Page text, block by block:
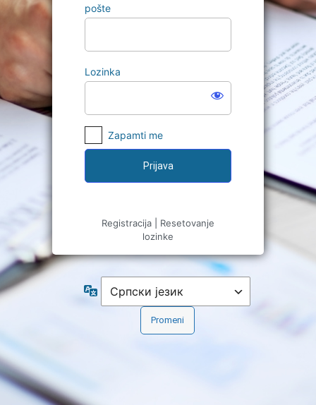
pošte
Lozinka
Zapamti me
Registracija
Resetovanje
lozinke
Jezik